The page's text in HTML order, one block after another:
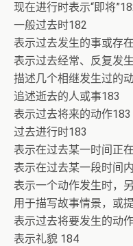
现在进行时表示“即将
一般过去时182
表示过去发生的事或存
表示过去经常、反复发
描述几个相继发生过的
追述逝去的人或事183
表示过去将来的动作183
过去进行时183
表示在过去某一时间正
表示在过去某一段时间
表示一个动作发生时，
用于描写故事情景，或
表示过去将要发生的动
表示礼貌 184